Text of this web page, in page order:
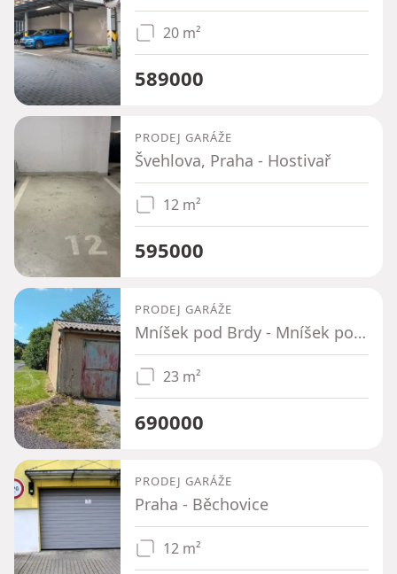
20 m²
589000
PRODEJ GARÁŽE
Švehlova, Praha - Hostivař
12 m²
595000
PRODEJ GARÁŽE
Mníšek pod Brdy - Mníšek pod Brdy, Středočeský kraj
23 m²
690000
PRODEJ GARÁŽE
Praha - Běchovice
12 m²